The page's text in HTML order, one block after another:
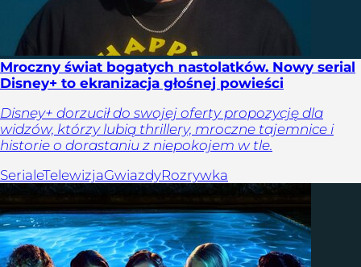
Mroczny świat bogatych nastolatków. Nowy serial
Disney+ to ekranizacja głośnej powieści
Disney+ dorzucił do swojej oferty propozycję dla
widzów, którzy lubią thrillery, mroczne tajemnice i
historie o dorastaniu z niepokojem w tle.
SerialeTelewizjaGwiazdyRozrywka